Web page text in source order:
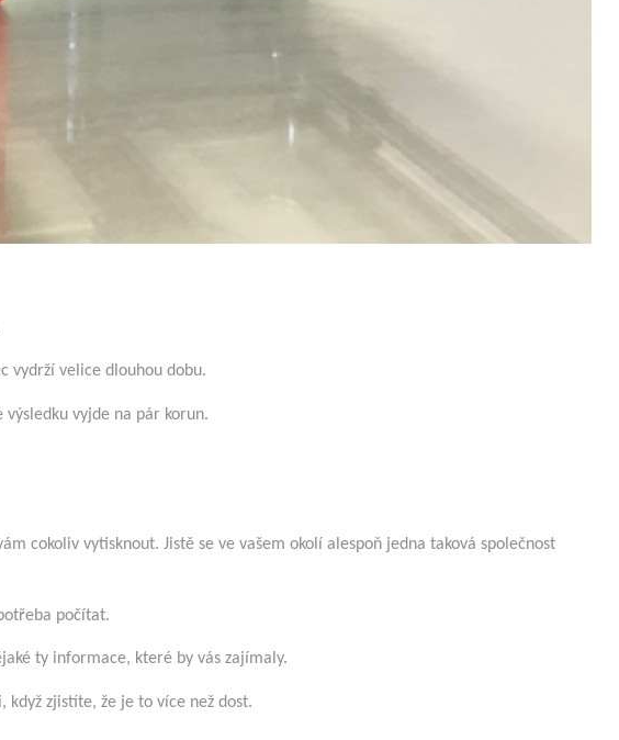
vydrží velice dlouhou dobu.
vyjde na pár korun.
cokoliv vytisknout. Jistě se ve vašem okolí alespoň jedna taková společnost
počítat.
ty informace, které by vás zajímaly.
když zjistíte, že je to více než dost.